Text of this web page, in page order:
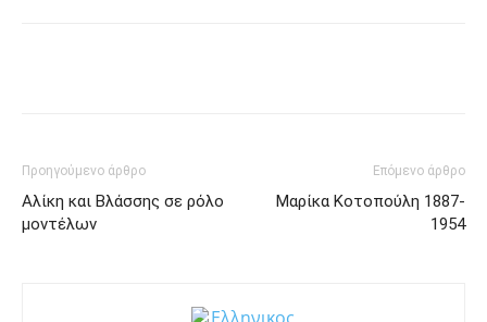
Προηγούμενο άρθρο
Αλίκη και Βλάσσης σε ρόλο
μοντέλων
Επόμενο άρθρο
Μαρίκα Κοτοπούλη 1887-
1954